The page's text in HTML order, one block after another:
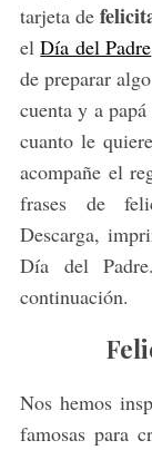
tarjeta de
elDía del Padre
de preparar
cuenta y a
cuanto le
acompañe el
frases de
Descarga,
Día del
continuación.
Nos hemos
famosas para